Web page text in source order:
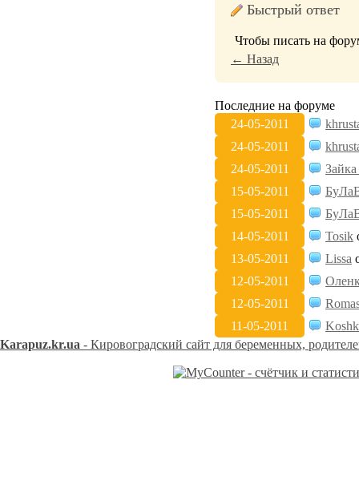
Быстрый ответ
Чтобы писать на
← Назад
Последние на форуме
24-05-2011
24-05-2011
24-05-2011
Зайка
15-05-2011
15-05-2011
14-05-2011
Tosik
13-05-2011
Lissa
12-05-2011
12-05-2011
11-05-2011
Karapuz.kr.ua - Кировоградский сайт для беременных,